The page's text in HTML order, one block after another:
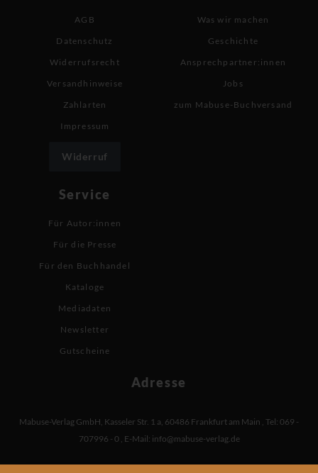
AGB
Datenschutz
Widerrufsrecht
Versandhinweise
Zahlarten
Impressum
Widerruf
Was wir machen
Geschichte
Ansprechpartner:innen
Jobs
zum Mabuse-Buchversand
Service
Für Autor:innen
Für die Presse
Für den Buchhandel
Kataloge
Mediadaten
Newsletter
Gutscheine
Adresse
Mabuse-Verlag GmbH, Kasseler Str. 1 a, 60486 Frankfurt am Main , Tel: 069 -
707996 - 0 , E-Mail: info@mabuse-verlag.de